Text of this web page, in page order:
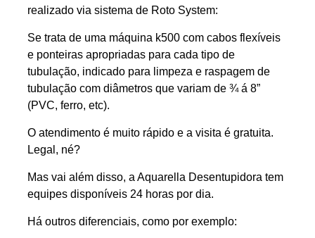
realizado via sistema de Roto System:
Se trata de uma máquina k500 com cabos flexíveis
e ponteiras apropriadas para cada tipo de
tubulação, indicado para limpeza e raspagem de
tubulação com diâmetros que variam de ¾ á 8”
(PVC, ferro, etc).
O atendimento é muito rápido e a visita é gratuita.
Legal, né?
Mas vai além disso, a Aquarella Desentupidora tem
equipes disponíveis 24 horas por dia.
Há outros diferenciais, como por exemplo: